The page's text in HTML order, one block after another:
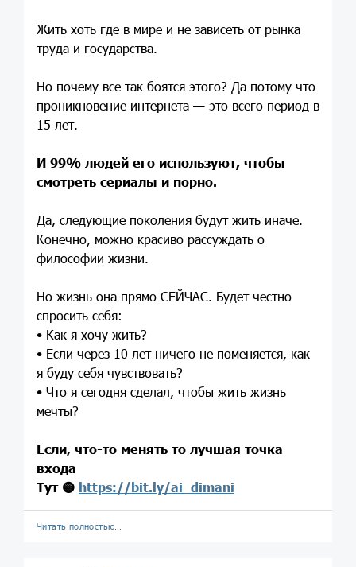
Жить хоть где в мире и не зависеть от рынка
труда и государства.
Но почему все так боятся этого? Да потому что
проникновение интернета — это всего период в
15 лет.
И 99% людей его используют, чтобы
смотреть сериалы и порно.
Да, следующие поколения будут жить иначе.
Конечно, можно красиво рассуждать о
философии жизни.
Но жизнь она прямо СЕЙЧАС. Будет честно
спросить себя:
• Как я хочу жить?
• Если через 10 лет ничего не поменяется, как
я буду себя чувствовать?
• Что я сегодня сделал, чтобы жить жизнь
мечты?
Если, что-то менять то лучшая точка
входа
Тут 🟡 https://bit.ly/ai_dimani
Читать полностью…